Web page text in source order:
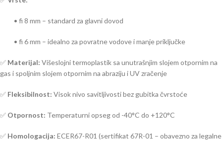
• fi 8 mm – standard za glavni dovod
• fi 6 mm – idealno za povratne vodove i manje priključke
✅ Materijal: Višeslojni termoplastik sa unutrašnjim slojem otpornim na
gas i spoljnim slojem otpornim na abraziju i UV zračenje
✅ Fleksibilnost: Visok nivo savitljivosti bez gubitka čvrstoće
✅ Otpornost: Temperaturni opseg od -40°C do +120°C
✅ Homologacija: ECER67-R01 (sertifikat 67R-01 – obavezno za legalne